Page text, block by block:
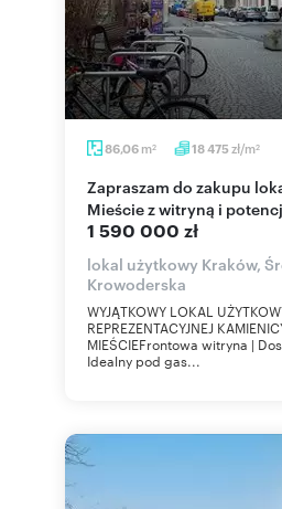
86,06 m2 18 475 zł/m2
Zapraszam do zakupu lokalu na Starym
Mieście z witryną i
1 590 000 zł
lokal użytkowy Kraków,
Krowoderska
WYJĄTKOWY LOKAL
REPREZENTACYJNEJ
MIEŚCIEFrontowa witryna |
Idealny pod gas...